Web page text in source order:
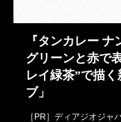
『タンカレー
グリーンと赤で
レイ緑茶”で描
ブ」
［PR］ディアジオジャ